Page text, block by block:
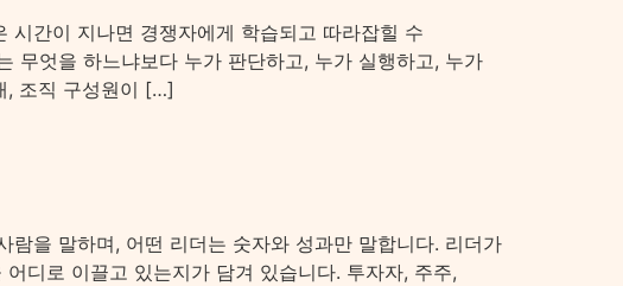
시간이 지나면 경쟁자에게 학습되고 따라잡힐 수
무엇을 하느냐보다 누가 판단하고, 누가 실행하고, 누가
, 조직 구성원이 […]
을 말하며, 어떤 리더는 숫자와 성과만 말합니다. 리더가
디로 이끌고 있는지가 담겨 있습니다. 투자자, 주주,